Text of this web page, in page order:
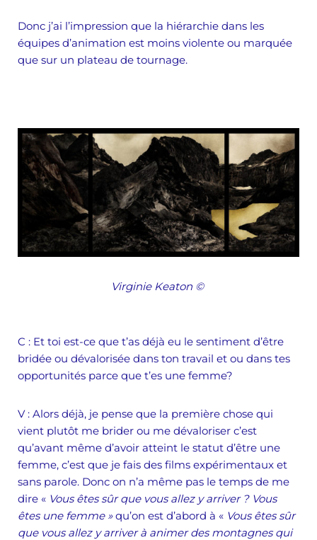
Donc j’ai l’impression que la hiérarchie dans les
équipes d’animation est moins violente ou marquée
que sur un plateau de tournage.
Virginie Keaton ©
C : Et toi est-ce que t’as déjà eu le sentiment d’être
bridée ou dévalorisée dans ton travail et ou dans tes
opportunités parce que t’es une femme?
V : Alors déjà, je pense que la première chose qui
vient plutôt me brider ou me dévaloriser c’est
qu’avant même d’avoir atteint le statut d’être une
femme, c’est que je fais des films expérimentaux et
sans parole. Donc on n’a même pas le temps de me
dire « Vous êtes sûr que vous allez y arriver ? Vous
êtes une femme »qu’on est d’abord à « Vous êtes sûr
que vous allez y arriver à animer des montagnes qui